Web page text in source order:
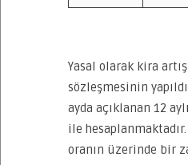
Yasal olarak kira
sözleşmesinin
ayda açıklanan 12
ile
oranın üzerinde bir